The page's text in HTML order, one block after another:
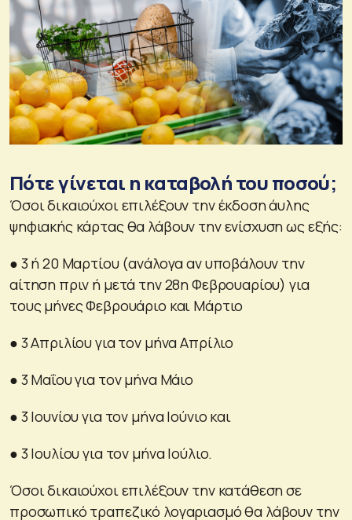
Πότε γίνεται η καταβολή του ποσού;
Όσοι δικαιούχοι επιλέξουν την έκδοση άυλης
ψηφιακής κάρτας θα λάβουν την ενίσχυση ως εξής:
● 3 ή 20 Μαρτίου (ανάλογα αν υποβάλουν την
αίτηση πριν ή μετά την 28η Φεβρουαρίου) για
τους μήνες Φεβρουάριο και Μάρτιο
● 3 Απριλίου για τον μήνα Απρίλιο
● 3 Μαΐου για τον μήνα Μάιο
● 3 Ιουνίου για τον μήνα Ιούνιο και
● 3 Ιουλίου για τον μήνα Ιούλιο.
Όσοι δικαιούχοι επιλέξουν την κατάθεση σε
προσωπικό τραπεζικό λογαριασμό θα λάβουν την